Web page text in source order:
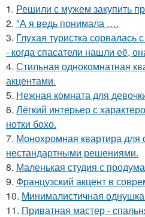
1. Решили с мужем закупить
2. "А я ведь понимала ….
3. Глухая туристка сорвалась
- когда спасатели нашли её,
4. Стильная однокомнатная
акцентами.
5. Нежная комната для
6. Лёгкий интерьер с
нотки бохо.
7. Монохромная квартира для
нестандартными решениями.
8. Маленькая студия с
9. Французский акцент в
10. Минималистичная
11. Приватная мастер -